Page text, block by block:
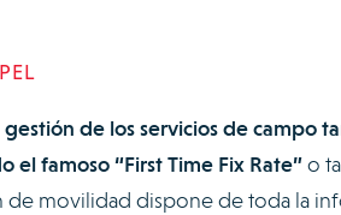
de los servicios de campo
el famoso “First Time Fix Rate”o
de movilidad dispone de toda la